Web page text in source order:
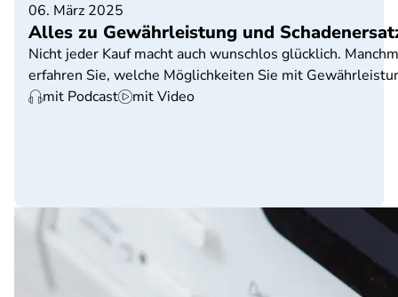
06. März 2025
Alles zu Gewährleistung und
Nicht jeder Kauf macht auch wunschlos glücklich.
erfahren Sie, welche Möglichkeiten Sie mit
mit Podcast
mit Video